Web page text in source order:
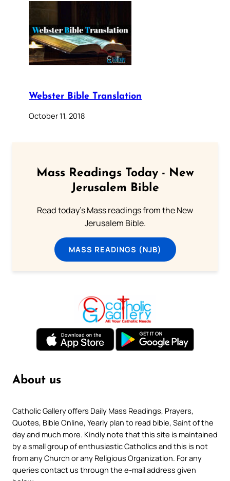
Webster Bible Translation
October 11, 2018
Mass Readings Today - New
Jerusalem Bible
Read today's Mass readings from the New
Jerusalem Bible.
MASS READINGS (NJB)
About us
Catholic Gallery offers Daily Mass Readings, Prayers,
Quotes, Bible Online, Yearly plan to read bible, Saint of the
day and much more. Kindly note that this site is maintained
by a small group of enthusiastic Catholics and this is not
from any Church or any Religious Organization. For any
queries contact us through the e-mail address given